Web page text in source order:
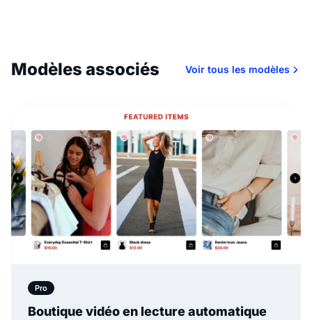
Modèles associés Voir tous les modèles
Pro
Boutique vidéo en lecture automatique